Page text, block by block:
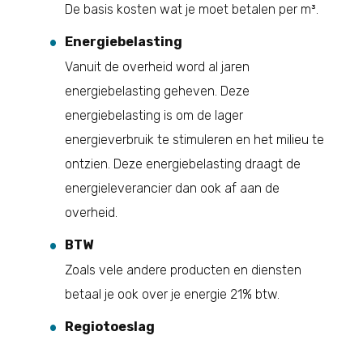
De basis kosten wat je moet betalen per m³.
Energiebelasting
Vanuit de overheid word al jaren
energiebelasting geheven. Deze
energiebelasting is om de lager
energieverbruik te stimuleren en het milieu te
ontzien. Deze energiebelasting draagt de
energieleverancier dan ook af aan de
overheid.
BTW
Zoals vele andere producten en diensten
betaal je ook over je energie 21% btw.
Regiotoeslag